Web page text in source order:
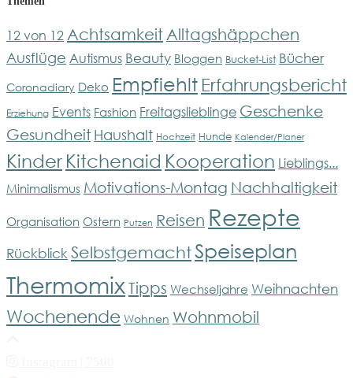
12 von 12 Achtsamkeit Alltagshäppchen
Ausflüge Autismus Beauty Bloggen Bucket-List Bücher
Coronadiary Deko Empfiehlt Erfahrungsbericht
Erziehung Events Fashion Freitagslieblinge Geschenke
Gesundheit Haushalt Hochzeit Hunde Kalender/Planer
Kinder Kitchenaid Kooperation Lieblings...
Minimalismus Motivations-Montag Nachhaltigkeit
Organisation Ostern Putzen Reisen Rezepte
Rückblick SelbstgemachtSpeiseplan
Thermomix Tipps Wechseljahre Weihnachten
Wochenende Wohnen Wohnmobil